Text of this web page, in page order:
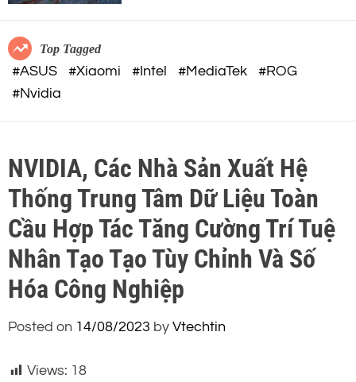
c
m
o
d
việc AI
Top Tagged
#ASUS #Xiaomi #Intel #MediaTek
#ROG
#Nvidia
NVIDIA, Các Nhà Sản Xuất Hệ
Thống Trung Tâm Dữ Liệu Toàn
Cầu Hợp Tác Tăng Cường Trí Tuệ
Nhân Tạo Tạo Tùy Chỉnh Và Số
Hóa Công Nghiệp
Posted on 14/08/2023 by Vtechtin
Views: 18